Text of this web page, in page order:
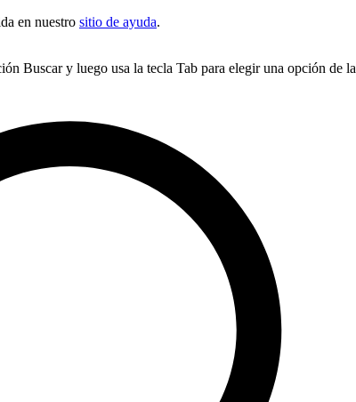
en nuestro sitio de ayuda.
Buscar y luego usa la tecla Tab para elegir una opción de la